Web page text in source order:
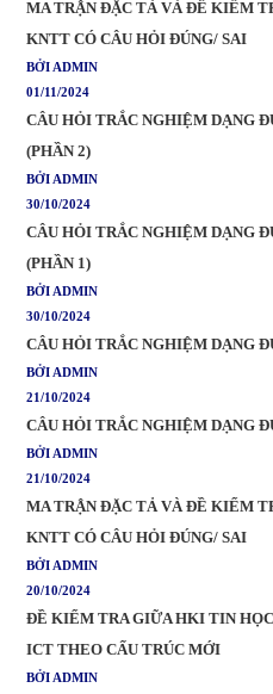
MA TRẬN ĐẶC TẢ VÀ ĐỀ KIỂM
KNTT CÓ CÂU HỎI ĐÚNG/ SAI
BỞI ADMIN
01/11/2024
CÂU HỎI TRẮC NGHIỆM DẠNG
(PHẦN 2)
BỞI ADMIN
30/10/2024
CÂU HỎI TRẮC NGHIỆM DẠNG
(PHẦN 1)
BỞI ADMIN
30/10/2024
CÂU HỎI TRẮC NGHIỆM DẠNG
BỞI ADMIN
21/10/2024
CÂU HỎI TRẮC NGHIỆM DẠNG
BỞI ADMIN
21/10/2024
MA TRẬN ĐẶC TẢ VÀ ĐỀ KIỂM
KNTT CÓ CÂU HỎI ĐÚNG/ SAI
BỞI ADMIN
20/10/2024
ĐỀ KIỂM TRA GIỮA HKI TIN
ICT THEO CẤU TRÚC MỚI
BỞI ADMIN